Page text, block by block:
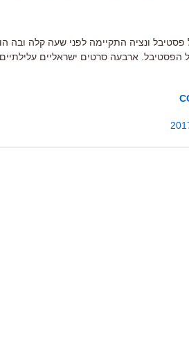
ונציה התקיימה לפני שעה קלה ובה
ארבעה סרטים ישראליים עלילתיים